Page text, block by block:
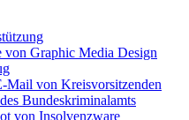
von Graphic Media Design
Mail von Kreisvorsitzenden
Bundeskriminalamts
von Insolvenzware